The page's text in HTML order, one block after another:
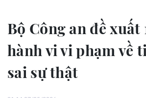
Bộ Công an đề xuất
hành vi vi phạm về
sai sự thật